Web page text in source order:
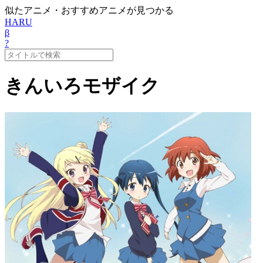
似たアニメ・おすすめアニメが見つかる
HARU
β
?
きんいろモザイク